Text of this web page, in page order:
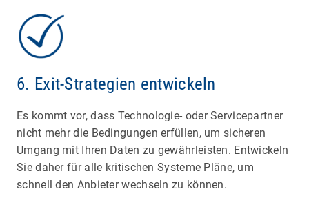
6. Exit-Strategien entwickeln
Es kommt vor, dass Technologie- oder Servicepartner
nicht mehr die Bedingungen erfüllen, um sicheren
Umgang mit Ihren Daten zu gewährleisten. Entwickeln
Sie daher für alle kritischen Systeme Pläne, um
schnell den Anbieter wechseln zu können.